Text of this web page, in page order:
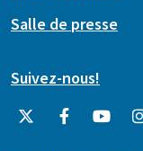
Salle de presse
Suivez-nous!